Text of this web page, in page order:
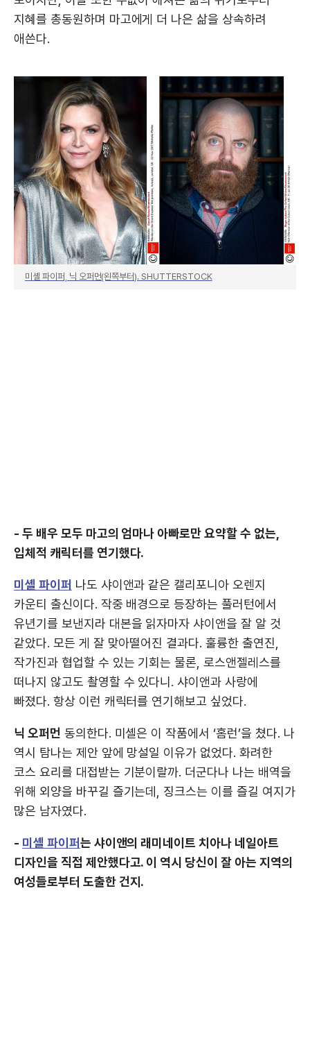
지혜를 총동원하며 마고에게 더 나은 삶을 상속하려
애쓴다.
미셸 파이퍼, 닉 오퍼먼(왼쪽부터). SHUTTERSTOCK
- 두 배우 모두 마고의 엄마나 아빠로만 요약할 수 없는,
입체적 캐릭터를 연기했다.
미셸 파이퍼 나도 샤이앤과 같은 캘리포니아 오렌지
카운티 출신이다. 작중 배경으로 등장하는 풀러턴에서
유년기를 보낸지라 대본을 읽자마자 샤이앤을 잘 알 것
같았다. 모든 게 잘 맞아떨어진 결과다. 훌륭한 출연진,
작가진과 협업할 수 있는 기회는 물론, 로스앤젤레스를
떠나지 않고도 촬영할 수 있다니. 샤이앤과 사랑에
빠졌다. 항상 이런 캐릭터를 연기해보고 싶었다.
닉 오퍼먼 동의한다. 미셸은 이 작품에서 ‘홈런’을 쳤다. 나
역시 탐나는 제안 앞에 망설일 이유가 없었다. 화려한
코스 요리를 대접받는 기분이랄까. 더군다나 나는 배역을
위해 외양을 바꾸길 즐기는데, 징크스는 이를 즐길 여지가
많은 남자였다.
- 미셸 파이퍼는 샤이앤의 래미네이트 치아나 네일아트
디자인을 직접 제안했다고. 이 역시 당신이 잘 아는 지역의
여성들로부터 도출한 건지.